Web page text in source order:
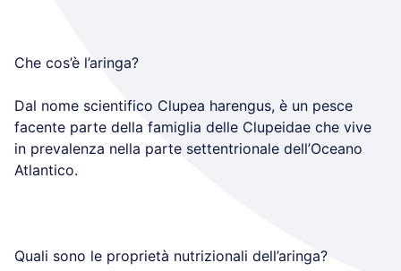
Che cos’è l’aringa?
Dal nome scientifico Clupea harengus, è un pesce
facente parte della famiglia delle Clupeidae che vive
in prevalenza nella parte settentrionale dell’Oceano
Atlantico.
Quali sono le proprietà nutrizionali dell’aringa?